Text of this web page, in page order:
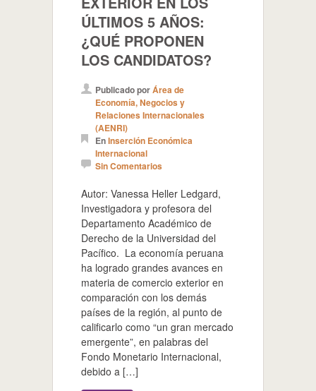
ÚLTIMOS 5 AÑOS:
¿QUÉ PROPONEN
LOS CANDIDATOS?
Publicado porÁrea de
Economía, Negocios y
Relaciones Internacionales
(AENRI)
EnInserción Económica
Internacional
Sin Comentarios
Autor: Vanessa Heller Ledgard,
Investigadora y profesora del
Departamento Académico de
Derecho de la Universidad del
Pacífico. La economía peruana
ha logrado grandes avances en
materia de comercio exterior en
comparación con los demás
países de la región, al punto de
calificarlo como “un gran mercado
emergente”, en palabras del
Fondo Monetario Internacional,
debido a […]